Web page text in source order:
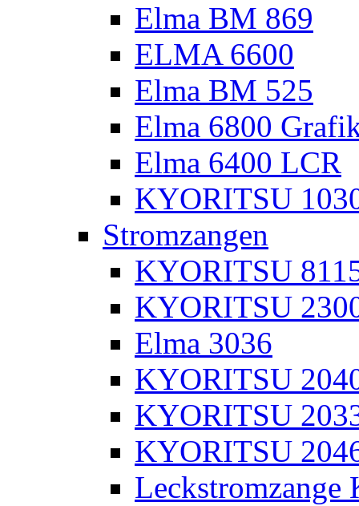
Elma BM 869
ELMA 6600
Elma BM 525
Elma 6800
Elma 6400 LCR
KYORITSU
Stromzangen
KYORITSU
KYORITSU
Elma 3036
KYORITSU
KYORITSU
KYORITSU
Leckstromzange